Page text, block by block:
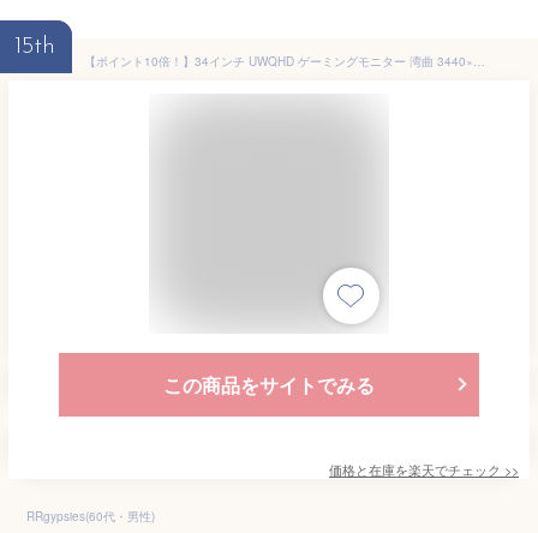
15th
【ポイント10倍！】34インチ UWQHD ゲーミングモニター 湾曲 3440×1440 Ultraワイド 165Hz/144Hz/120Hz PCモニター 120%sRGB 350nits PIP/PBP画面分割【FreeSync/HDR/1ms応答】VA 非光沢 1500R VESA スピーカー内蔵 チルト/水平/高さ調整 kksmart HG-34Q
この商品をサイトでみる
価格と在庫を楽天でチェック >>
RRgypsies(60代・男性)